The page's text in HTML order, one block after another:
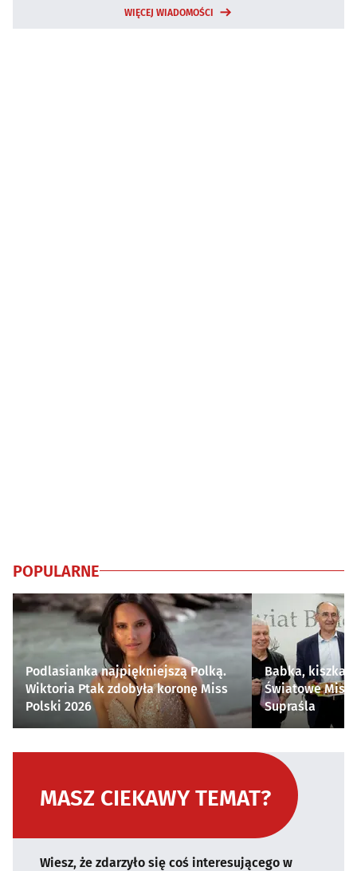
WIĘCEJ WIADOMOŚCI
POPULARNE
Podlasianka najpiękniejszą Polką.
Wiktoria Ptak zdobyła koronę Miss
Polski 2026
Babka, kiszka i
Światowe
Supraśla
MASZ CIEKAWY TEMAT?
Wiesz, że zdarzyło się coś interesującego w